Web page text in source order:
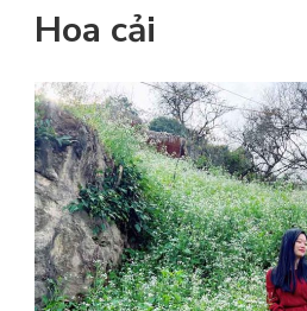
Hoa cải